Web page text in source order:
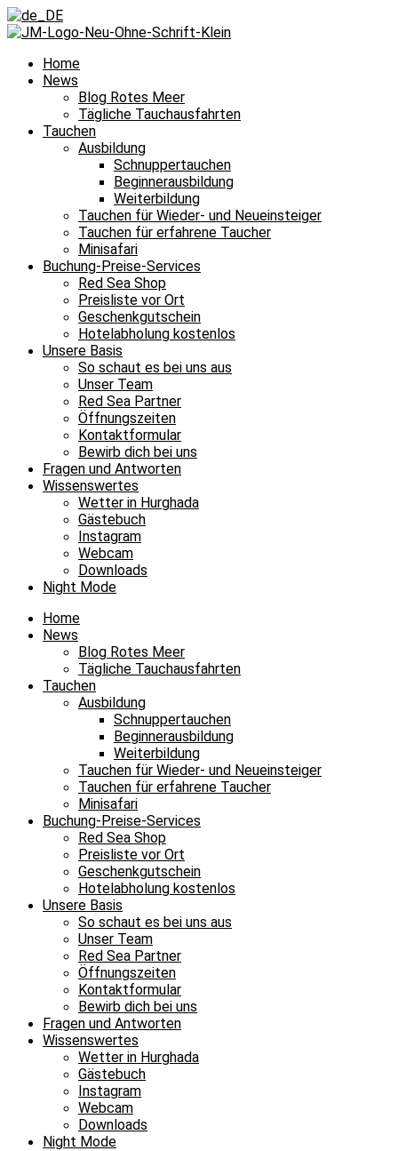
Home
News
Blog Rotes Meer
Tägliche Tauchausfahrten
Tauchen
Ausbildung
Schnuppertauchen
Beginnerausbildung
Weiterbildung
Tauchen für Wieder- und Neueinsteiger
Tauchen für erfahrene Taucher
Minisafari
Buchung-Preise-Services
Red Sea Shop
Preisliste vor Ort
Geschenkgutschein
Hotelabholung kostenlos
Unsere Basis
So schaut es bei uns aus
Unser Team
Red Sea Partner
Öffnungszeiten
Kontaktformular
Bewirb dich bei uns
Fragen und Antworten
Wissenswertes
Wetter in Hurghada
Gästebuch
Instagram
Webcam
Downloads
Night Mode
Home
News
Blog Rotes Meer
Tägliche Tauchausfahrten
Tauchen
Ausbildung
Schnuppertauchen
Beginnerausbildung
Weiterbildung
Tauchen für Wieder- und Neueinsteiger
Tauchen für erfahrene Taucher
Minisafari
Buchung-Preise-Services
Red Sea Shop
Preisliste vor Ort
Geschenkgutschein
Hotelabholung kostenlos
Unsere Basis
So schaut es bei uns aus
Unser Team
Red Sea Partner
Öffnungszeiten
Kontaktformular
Bewirb dich bei uns
Fragen und Antworten
Wissenswertes
Wetter in Hurghada
Gästebuch
Instagram
Webcam
Downloads
Night Mode